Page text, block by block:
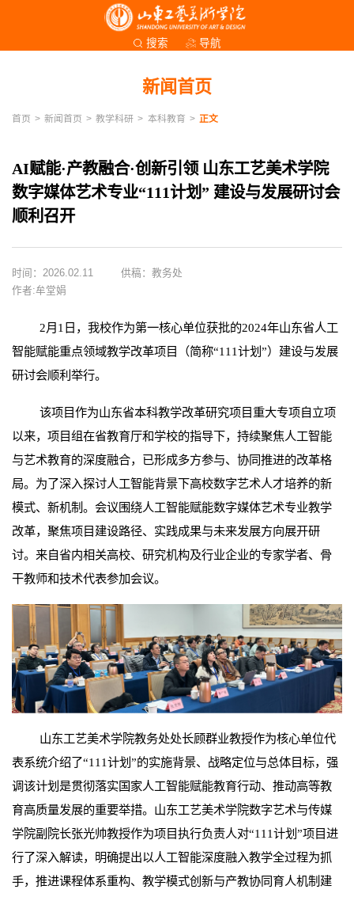
搜索 导航
新闻首页
首页 > 新闻首页 > 教学科研 > 本科教育 > 正文
AI赋能·产教融合·创新引领 山东工艺美术学院
数字媒体艺术专业“111计划” 建设与发展研讨会
顺利召开
时间：2026.02.11
供稿：教务处
作者:牟堂娟
2月1日，我校作为第一核心单位获批的2024年山东省人工
智能赋能重点领域教学改革项目（简称“111计划”）建设与发展
研讨会顺利举行。
该项目作为山东省本科教学改革研究项目重大专项自立项
以来， 项目组在省教育厅和学校的指导下，持续聚焦人工智能
与艺术教育的深度融合，已形成多方参与、协同推进的改革格
局。为了深入探讨人工智能背景下高校数字艺术人才培养的新
模式、新机制。会议围绕人工智能赋能数字媒体艺术专业教学
改革，聚焦项目建设路径、实践成果与未来发展方向展开研
讨。来自省内相关高校、研究机构及行业企业的专家学者、骨
干教师和技术代表参加会议。
山东工艺美术学院教务处处长顾群业教授作为核心单位代
表系统介绍了“111计划”的实施背景、战略定位与总体目标，强
调该计划是贯彻落实国家人工智能赋能教育行动、推动高等教
育高质量发展的重要举措。山东工艺美术学院数字艺术与传媒
学院副院长张光帅教授作为项目执行负责人对“111计划”项目进
行了深入解读，明确提出以人工智能深度融入教学全过程为抓
手，推进课程体系重构、教学模式创新与产教协同育人机制建